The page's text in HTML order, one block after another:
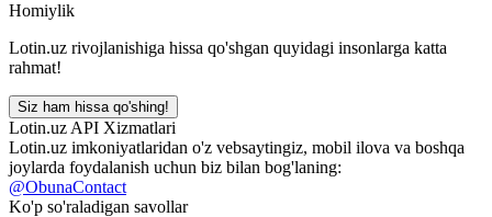
Homiylik
Lotin.uz rivojlanishiga hissa qo'shgan quyidagi insonlarga katta
rahmat!
Siz ham hissa qo'shing!
Lotin.uz API Xizmatlari
Lotin.uz imkoniyatlaridan o'z vebsaytingiz, mobil ilova va boshqa
joylarda foydalanish uchun biz bilan bog'laning:
@ObunaContact
Ko'p so'raladigan savollar